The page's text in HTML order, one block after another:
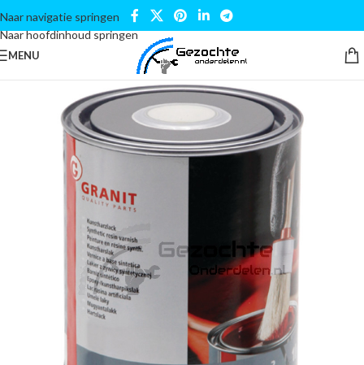
Naar navigatie springen
Naar hoofdinhoud springen
MENU